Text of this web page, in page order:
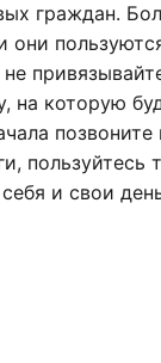
граждан.
они
на которую
позвоните
пользуйтесь
и свои